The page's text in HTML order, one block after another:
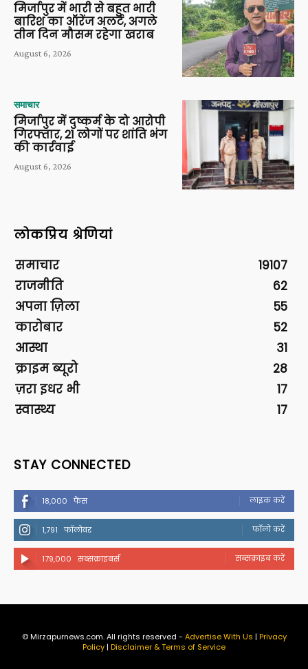
मिर्जापुर में भारी से बहुत भारी
बारिश का ऑरेंज अलर्ट, अगले
तीन दिन मौसम रहेगा खराब
August 6, 2026
समाचार
मिर्जापुर में दुष्कर्म के दो आरोपी
गिरफ्तार, 21 लोगों पर शांति भंग
की कार्रवाई
August 6, 2026
लोकप्रिय श्रेणियां
समाचार
19107
राजनीति
62
अपना ज़िला
55
कारोबार
52
आस्था
31
क्राइम ब्यूरो
28
ज़रा इधर भी
17
स्वास्थ्य
17
STAY CONNECTED
18,000 फैंस लाइक करें
1,791 फॉलोवर फॉलो करें
179,000 सब्सक्राइबर्स सब्सक्राइब करें
© Mirzapurnews.com. All rights reserved - Advertise With Us | Privacy
Policy| Disclaimer & Terms of Service